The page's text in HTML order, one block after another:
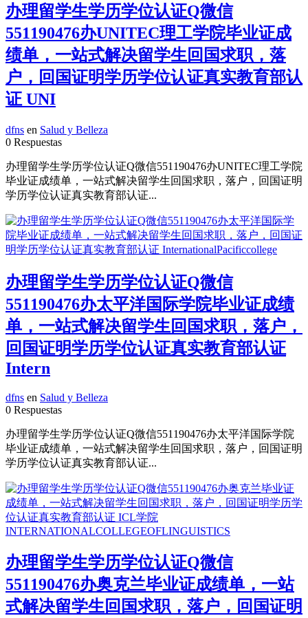
办理留学生学历学位认证Q微信
551190476办UNITEC理工学院毕业证成
绩单，一站式解决留学生回国求职，落
户，回国证明学历学位认证真实教育部认
证 UNI
dfns en Salud y Belleza
0 Respuestas
办理留学生学历学位认证Q微信551190476办UNITEC理工学院
毕业证成绩单，一站式解决留学生回国求职，落户，回国证明
学历学位认证真实教育部认证...
办理留学生学历学位认证Q微信
551190476办太平洋国际学院毕业证成绩
单，一站式解决留学生回国求职，落户，
回国证明学历学位认证真实教育部认证
Intern
dfns en Salud y Belleza
0 Respuestas
办理留学生学历学位认证Q微信551190476办太平洋国际学院
毕业证成绩单，一站式解决留学生回国求职，落户，回国证明
学历学位认证真实教育部认证...
办理留学生学历学位认证Q微信
551190476办奥克兰毕业证成绩单，一站
式解决留学生回国求职，落户，回国证明